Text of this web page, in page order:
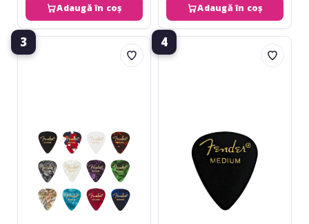
Adaugă în coș Adaugă în coș
3
Fender
Celluloid
4
Fender
Classic